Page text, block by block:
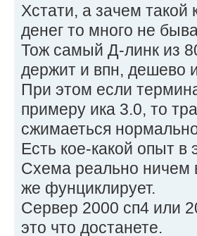
Хстати, а зачем
денег то много не
Тож самый Д-линк из
держит и впн, дешево
При этом если
примеру ика 3.0, то
сжимаеться
Есть кое-какой опыт в
Схема реально ничем
же фунциклирует.
Сервер 2000 сп4 или
это что достанете.